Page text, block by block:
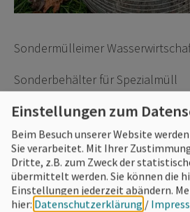
Sondermülleimer
Sonderbehälter für Spezialmüll
Seit Ostern 2023 gibt es keine
um den Brombachsee.
(Ausnahme:
SeeCamping Langlau, die
Ramsberg sowie die
Einstellungen zum
Beim Besuch unserer Website
Sie verarbeitet. Mit Ihrer
Dritte, z.B. zum Zweck der
übermittelt werden. Sie können die
Einstellungen jederzeit abändern.
hier: Datenschutzerklärung /